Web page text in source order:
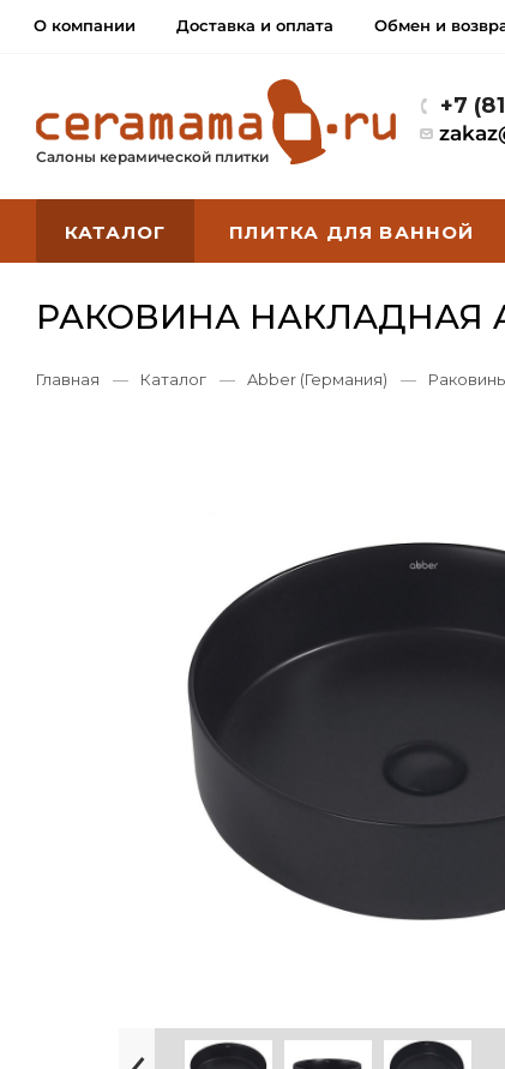
О компании Доставка и оплата Обмен и
Салоны керамической плитки
+7
КАТАЛОГ ПЛИТКА ДЛЯ ВАННОЙ
РАКОВИНА НАКЛАДНАЯ
Главная — Каталог — Abber (Германия) —